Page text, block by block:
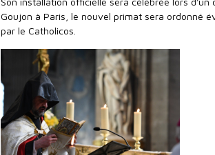
Goujon à Paris, le nouvel primat sera ordonné
par le Catholicos.